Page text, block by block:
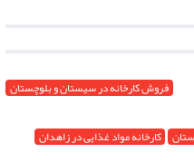
فروش کارخانه در سیستان و بلوچستان
کارخانه مواد غذایی در زاهدان